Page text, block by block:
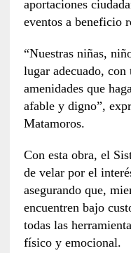
aportaciones
eventos a beneficio
“Nuestras niñas,
lugar adecuado, con
amenidades que
afable y digno”,
Matamoros.
Con esta obra, el
de velar por el
asegurando que,
encuentren bajo
todas las
físico y emocional.